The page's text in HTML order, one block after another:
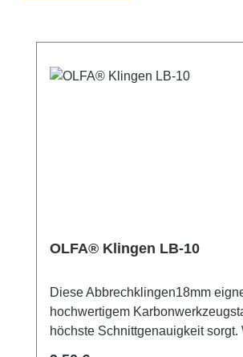
OLFA® Klingen LB-10
Diese Abbrechklingen18mm
hochwertigem
höchste Schnittgenauigkeit